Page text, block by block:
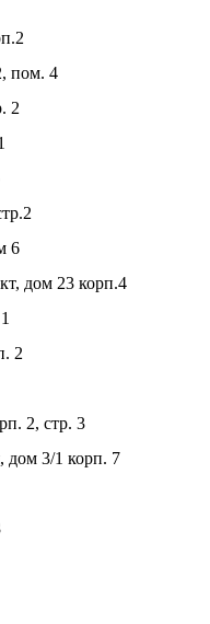
пом. 4
2
6
дом 23 корп.4
2
2, стр. 3
дом 3/1 корп. 7